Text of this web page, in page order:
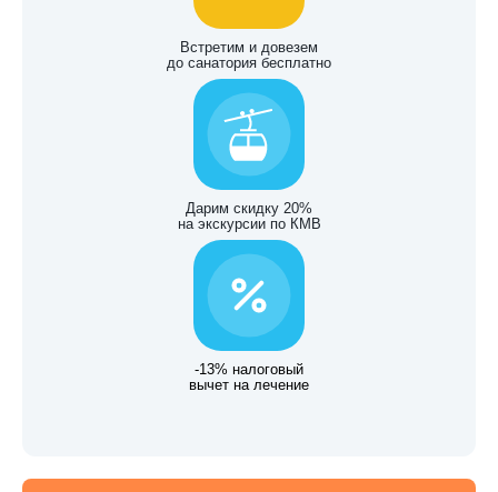
Встретим и довезем
до санатория бесплатно
Дарим скидку 20%
на экскурсии по КМВ
-13% налоговый
вычет на лечение